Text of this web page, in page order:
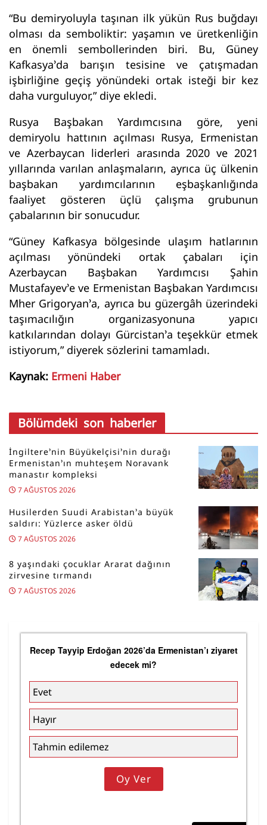
“Bu demiryoluyla taşınan ilk yükün Rus buğdayı
olması da semboliktir: yaşamın ve üretkenliğin
en önemli sembollerinden biri. Bu, Güney
Kafkasya’da barışın tesisine ve çatışmadan
işbirliğine geçiş yönündeki ortak isteği bir kez
daha vurguluyor,” diye ekledi.
Rusya Başbakan Yardımcısına göre, yeni
demiryolu hattının açılması Rusya, Ermenistan
ve Azerbaycan liderleri arasında 2020 ve 2021
yıllarında varılan anlaşmaların, ayrıca üç ülkenin
başbakan yardımcılarının eşbaşkanlığında
faaliyet gösteren üçlü çalışma grubunun
çabalarının bir sonucudur.
“Güney Kafkasya bölgesinde ulaşım hatlarının
açılması yönündeki ortak çabaları için
Azerbaycan Başbakan Yardımcısı Şahin
Mustafayev’e ve Ermenistan Başbakan Yardımcısı
Mher Grigoryan’a, ayrıca bu güzergâh üzerindeki
taşımacılığın organizasyonuna yapıcı
katkılarından dolayı Gürcistan’a teşekkür etmek
istiyorum,” diyerek sözlerini tamamladı.
Kaynak: Ermeni Haber
Bölümdeki son haberler
İngiltere’nin Büyükelçisi’nin durağı
Ermenistan’ın muhteşem Noravank
manastır kompleksi
7 AĞUSTOS 2026
Husilerden Suudi Arabistan’a büyük
saldırı: Yüzlerce asker öldü
7 AĞUSTOS 2026
8 yaşındaki çocuklar Ararat dağının
zirvesine tırmandı
7 AĞUSTOS 2026
Recep Tayyip Erdoğan 2026’da Ermenistan’ı ziyaret
edecek mi?
Evet
Hayır
Tahmin edilemez